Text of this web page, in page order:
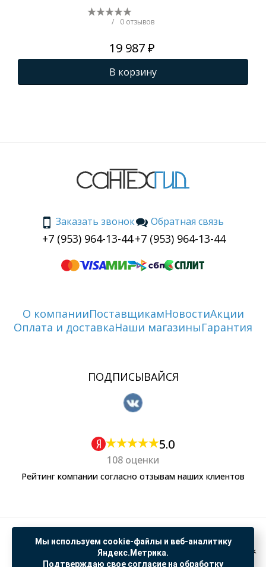
Прямоугольная белая
/ 0 отзывов
19 987 ₽
В корзину
Заказать звонок
+7 (953) 964-13-44
Обратная связь
+7 (953) 964-13-44
О компанииПоставщикамНовостиАкции
Оплата и доставкаНаши магазиныГарантия
ПОДПИСЫВАЙСЯ
5.0
108 оценки
Рейтинг компании согласно отзывам наших клиентов
Политика обработки персональных данных
Согласие на обработку данных Яндекс Метрика
Мы используем cookie-файлы и веб-аналитику
Яндекс.Метрика.
Подтверждаю свое согласие на обработку